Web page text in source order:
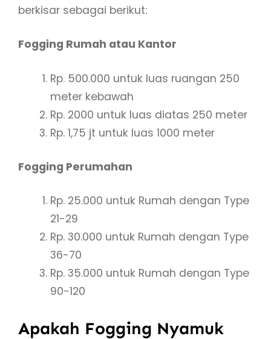
berkisar sebagai berikut:
Fogging Rumah atau Kantor
Rp. 500.000 untuk luas ruangan 250
meter kebawah
Rp. 2000 untuk luas diatas 250 meter
Rp. 1,75 jt untuk luas 1000 meter
Fogging Perumahan
Rp. 25.000 untuk Rumah dengan Type
21-29
Rp. 30.000 untuk Rumah dengan Type
36-70
Rp. 35.000 untuk Rumah dengan Type
90-120
Apakah Fogging Nyamuk